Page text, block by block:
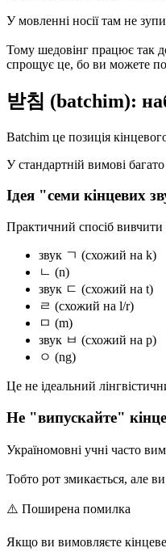
У мовленні носії там не
Тому шедовінг працює так
спрощує це, бо ви можете
받침 (batchim):
Batchim це позиція
У стандартній вимові
Ідея "семи кінцевих
Практичний спосіб вивчити
звук ㄱ (схожий на k)
ㄴ (n)
звук ㄷ (схожий на t)
ㄹ (схожий на l/r)
ㅁ (m)
звук ㅂ (схожий на p)
ㅇ (ng)
Це не ідеальний
Не "випускайте"
Україномовні учні часто
Тобто рот змикається, але
⚠️ Поширена помилка
Якщо ви вимовляєте